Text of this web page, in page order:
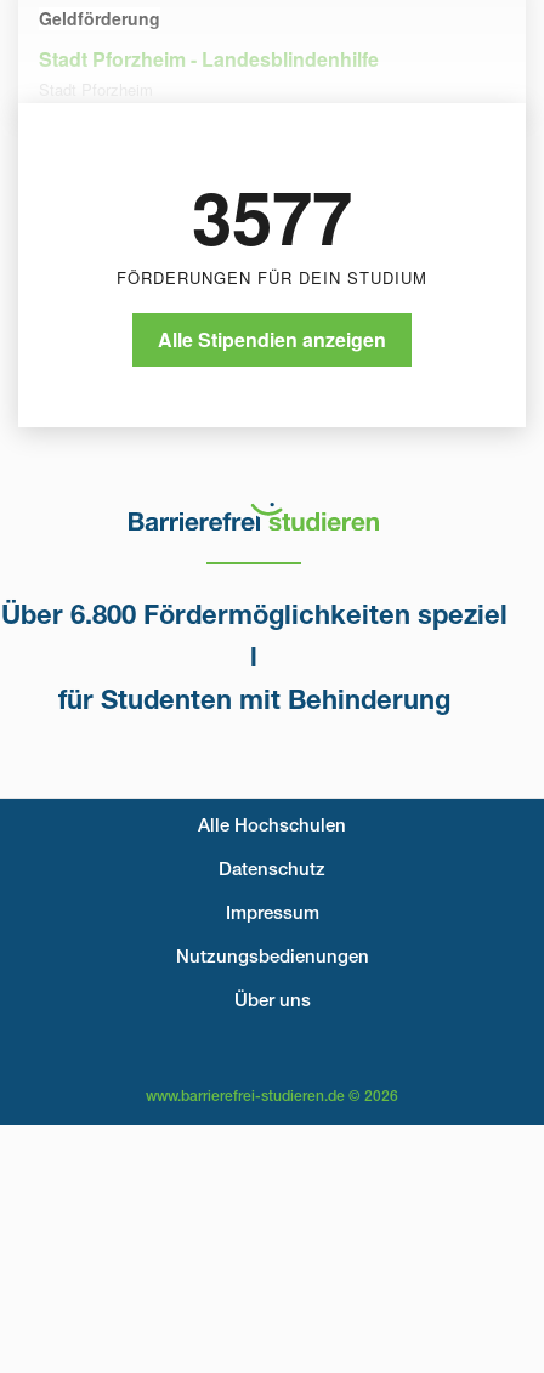
Geldförderung
Stadt Pforzheim - Landesblindenhilfe
Stadt Pforzheim
3577
FÖRDERUNGEN FÜR DEIN STUDIUM
Alle Stipendien anzeigen
Über 6.800 Fördermöglichkeiten speziel
l
für Studenten mit Behinderung
Fußzeilenmenü
Alle Hochschulen
Datenschutz
Impressum
Nutzungsbedienungen
Über uns
www.barrierefrei-studieren.de © 2026